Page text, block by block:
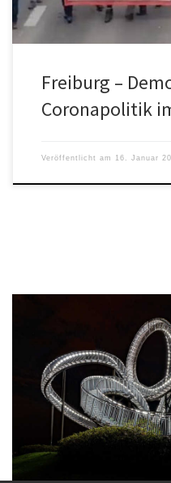
Freiburg –
Coronapolitik
Veröffentlicht am 16. Januar